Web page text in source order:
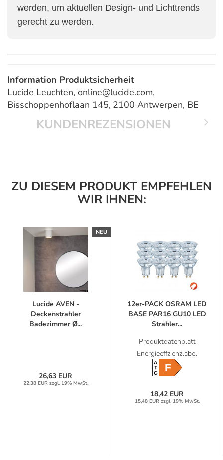
werden, um aktuellen Design- und Lichttrends
gerecht zu werden.
Information Produktsicherheit
Lucide Leuchten, online@lucide.com,
Bisschoppenhoflaan 145, 2100 Antwerpen, BE
KUNDENREZENSIONEN
ZU DIESEM PRODUKT EMPFEHLEN
WIR IHNEN:
NEU
Lucide AVEN -
Deckenstrahler
Badezimmer Ø...
26,63 EUR
22,38 EUR zzgl. 19% MwSt.
12er-PACK OSRAM LED
BASE PAR16 GU10 LED
Strahler...
Produktdatenblatt
Energieeffzienzlabel
A
GF
18,42 EUR
15,48 EUR zzgl. 19% MwSt.